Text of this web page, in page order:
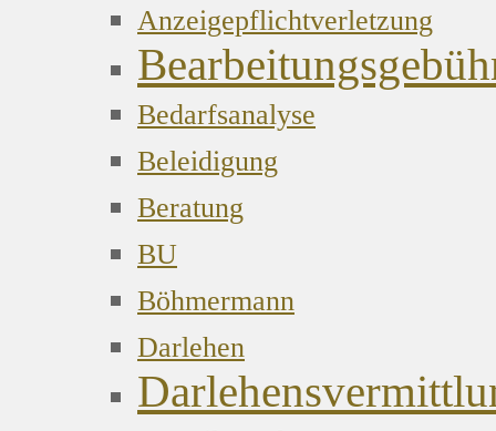
Anzeigepflichtverletzung
Bedarfsanalyse
Beleidigung
Beratung
BU
Böhmermann
Darlehen